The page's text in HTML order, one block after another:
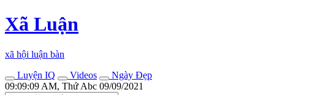
Xã Luận
xã hội luận bàn
Luyện IQ
Videos
Ngày Đẹp
09:09:09 AM, Thứ Abc 09/09/2021